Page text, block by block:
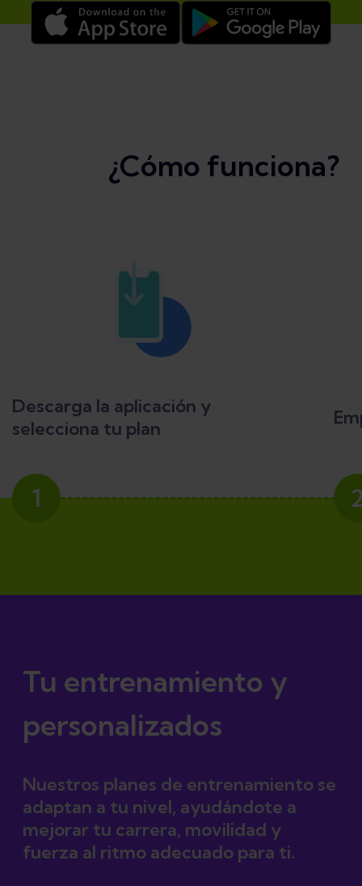
¿Cómo funciona?
Descarga la aplicación y
selecciona tu plan
1
Tu entrenamiento y
personalizados
Nuestros planes de entrenamiento se
adaptan a tu nivel, ayudándote a
mejorar tu carrera, movilidad y
fuerza al ritmo adecuado para ti.